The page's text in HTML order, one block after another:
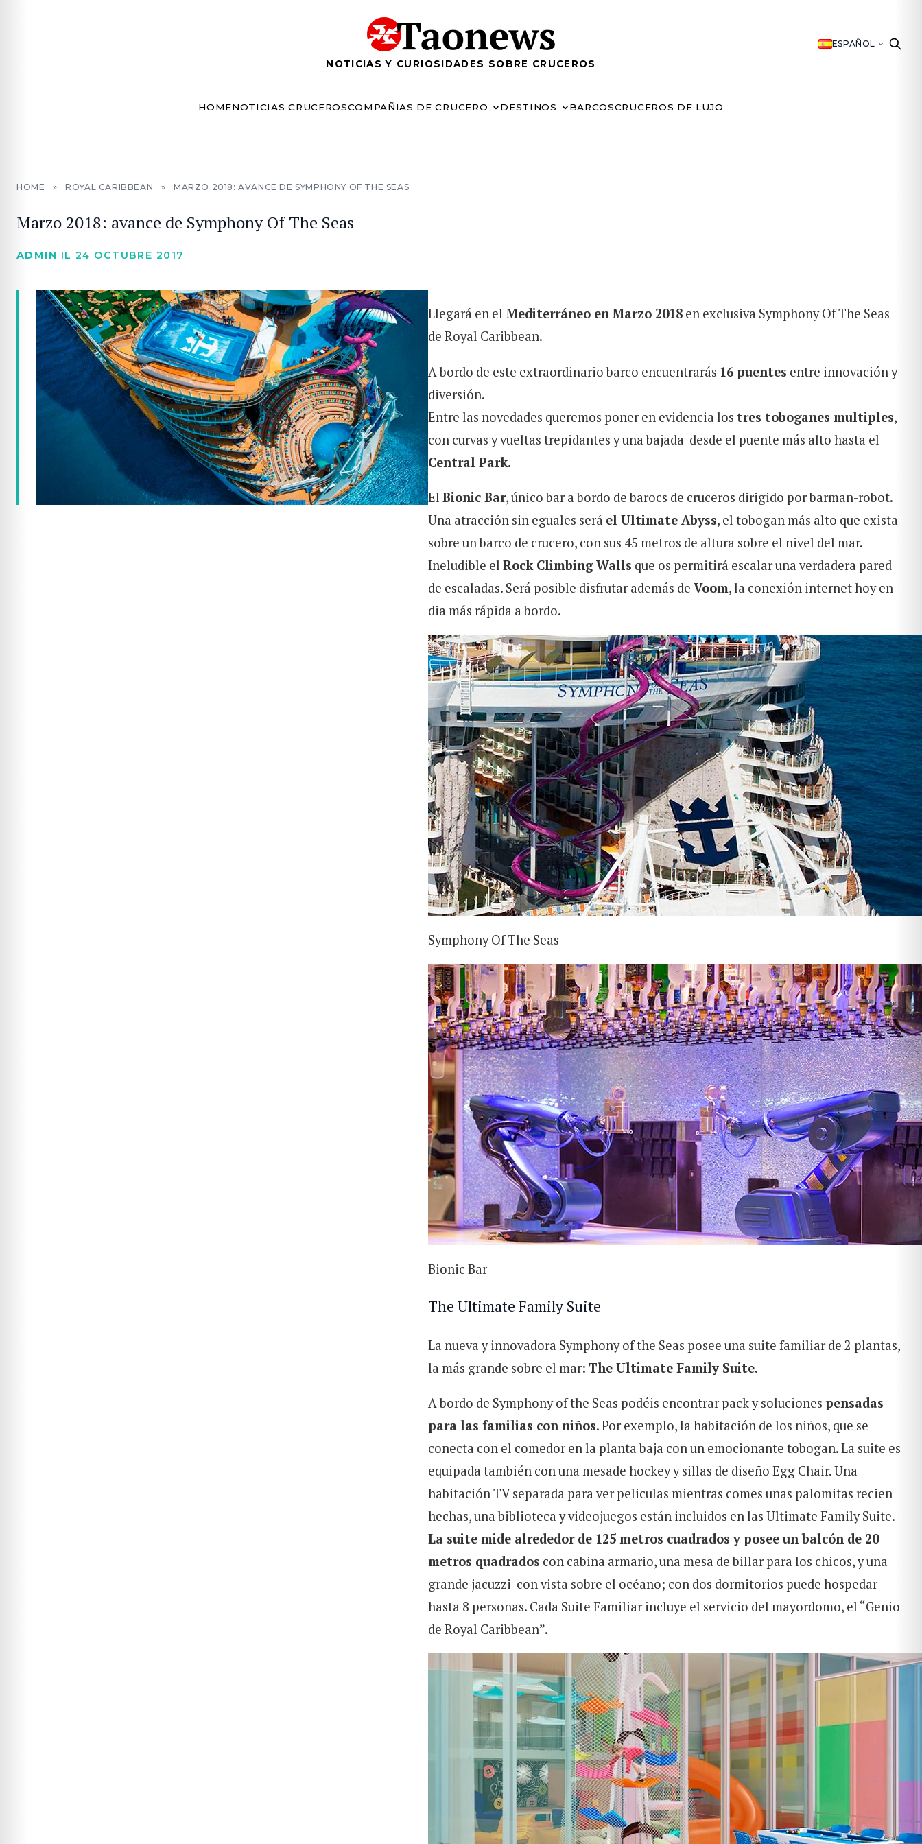
NOTICIAS Y CURIOSIDADES SOBRE CRUCEROS
ESPAÑOL
HOMENOTICIAS CRUCEROSCOMPAÑIAS DE CRUCERO DESTINOS BARCOSCRUCEROS DE LUJO
BUSCAR
HOME » ROYAL CARIBBEAN » MARZO 2018: AVANCE DE SYMPHONY OF THE SEAS
Marzo 2018: avance de Symphony Of The Seas
ADMIN IL 24 OCTUBRE 2017
Llegará en el Mediterráneo en Marzo 2018 en exclusiva Symphony Of The Seas
de Royal Caribbean.
A bordo de este extraordinario barco encuentrarás 16 puentes entre innovación y
diversión.
Entre las novedades queremos poner en evidencia los tres toboganes multiples,
con curvas y vueltas trepidantes y una bajada desde el puente más alto hasta el
Central Park.
El Bionic Bar, único bar a bordo de barocs de cruceros dirigido por barman-robot.
Una atracción sin eguales será el Ultimate Abyss, el tobogan más alto que exista
sobre un barco de crucero, con sus 45 metros de altura sobre el nivel del mar.
Ineludible el Rock Climbing Walls que os permitirá escalar una verdadera pared
de escaladas. Será posible disfrutar además de Voom, la conexión internet hoy en
dia más rápida a bordo.
Symphony Of The Seas
Bionic Bar
The Ultimate Family Suite
La nueva y innovadora Symphony of the Seas posee una suite familiar de 2 plantas,
la más grande sobre el mar: The Ultimate Family Suite.
A bordo de Symphony of the Seas podéis encontrar pack y soluciones pensadas
para las familias con niños. Por exemplo, la habitación de los niños, que se
conecta con el comedor en la planta baja con un emocionante tobogan. La suite es
equipada también con una mesade hockey y sillas de diseño Egg Chair. Una
habitación TV separada para ver peliculas mientras comes unas palomitas recien
hechas, una biblioteca y videojuegos están incluidos en las Ultimate Family Suite.
La suite mide alrededor de 125 metros cuadrados y posee un balcón de 20
metros quadrados con cabina armario, una mesa de billar para los chicos, y una
grande jacuzzi con vista sobre el océano; con dos dormitorios puede hospedar
hasta 8 personas. Cada Suite Familiar incluye el servicio del mayordomo, el “Genio
de Royal Caribbean”.